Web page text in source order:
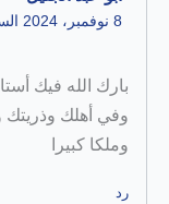
8 نوفمبر، 2024 الساعة 8:37 مساءً
بارك الله فيك
وفي أهلك وذريتك
وملكا كبيرا
رد